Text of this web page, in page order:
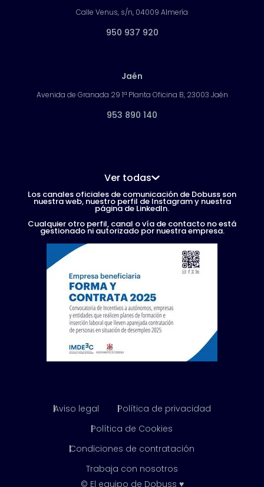
Calle Venus, s/n, 04009 Almería
950 937 920
Jaén
Avenida de Granada 29 1ª Planta Oficina B, 23003 Jaén
953 890 140
Ver todas
Los canales oficiales de comunicación de Dobuss son
nuestra web, nuestro perfil de Instagram y nuestra
página de LinkedIn.
Cualquier otro perfil, canal o vía de contacto no está
gestionado ni autorizado por nuestra empresa.
Aviso legal
Política de privacidad
Política de Cookies
Condiciones de contratación
Trabaja con nosotros
© El equipo de Dobuss ♥